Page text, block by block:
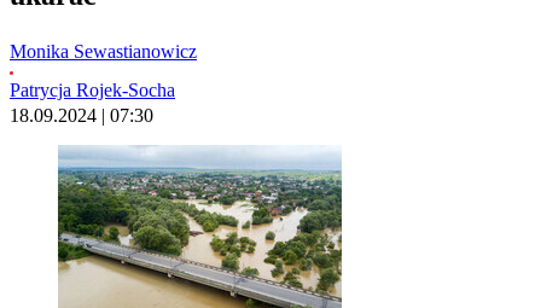
Monika Sewastianowicz
Patrycja Rojek-Socha
18.09.2024 | 07:30